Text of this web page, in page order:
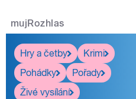
mujRozhlas
Hry a četby
Krimi
Pohádky
Pořady
Živé vysílání